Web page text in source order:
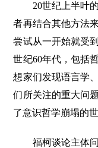
20世纪上半叶的
者再结合其他方法
尝试从一开始就受
世纪60年代，包括
想家们发现语言学
们所关注的重大问
了意识哲学崩塌的世
福柯谈论主体问